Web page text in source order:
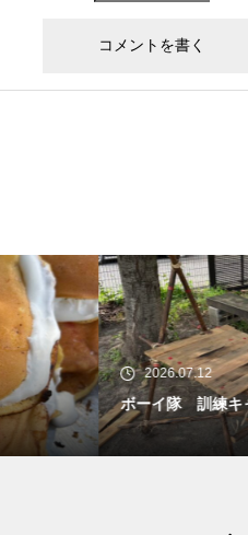
2026.07.12
ボーイ隊 訓練キャンプ